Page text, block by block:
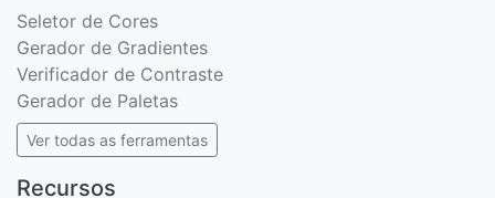
Seletor de Cores
Gerador de Gradientes
Verificador de Contraste
Gerador de Paletas
Ver todas as ferramentas
Recursos